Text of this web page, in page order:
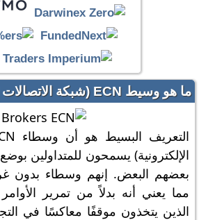
ما هو وسيط ECN (شبكة الاتصالات الإلكترونية)؟
الإلكترونية) يسمحون للمتداولين
مما يعني أنه بدلاً من تمرير
الذين يتخذون موقفًا معاكسًا في